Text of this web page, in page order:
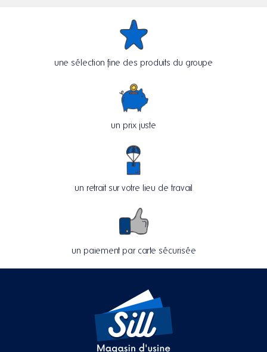
une sélection fine des produits du groupe
un prix juste
un retrait sur votre lieu de travail
un paiement par carte sécurisée